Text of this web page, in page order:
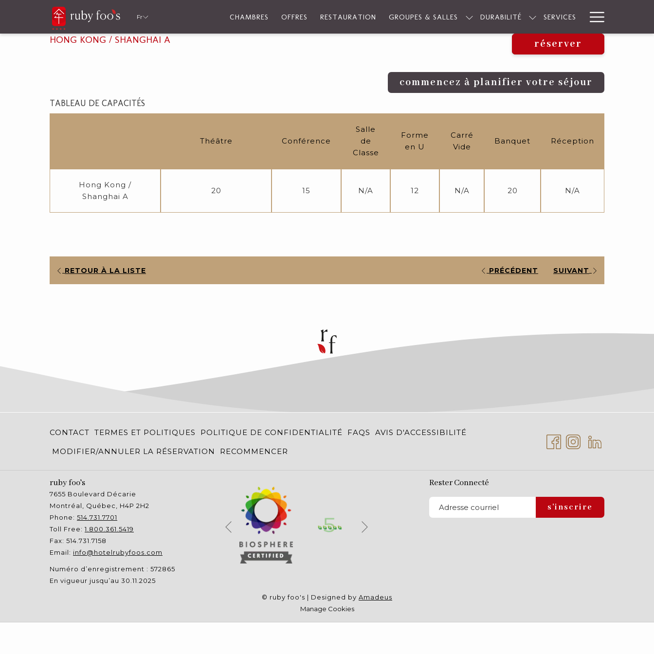
Fr CHAMBRES OFFRES RESTAURATION GROUPES & SALLES DURABILITÉ SERVICES
Menu
réserver
HONG KONG / SHANGHAI A
commencez à planifier votre séjour
TABLEAU DE CAPACITÉS
Théâtre Conférence
Salle
de
Classe
Forme
en U
Carré
Vide
Banquet Réception
Hong Kong /
Shanghai A
20 15 N/A 12 N/A 20 N/A
RETOUR À LA LISTE PRÉCÉDENT SUIVANT
CONTACT TERMES ET POLITIQUES POLITIQUE DE CONFIDENTIALITÉ FAQS AVIS D'ACCESSIBILITÉ
MODIFIER/ANNULER LA RÉSERVATION RECOMMENCER
ruby foo's
7655 Boulevard Décarie
Montréal, Québec, H4P 2H2
Phone: 514.731.7701
Toll Free: 1.800.361.5419
Fax: 514.731.7158
Email: info@hotelrubyfoos.com
Numéro d’enregistrement : 572865
En vigueur jusqu’au 30.11.2025
Précédent
Rester Connecté
s'inscrire
© ruby foo's | Designed by Amadeus
Manage Cookies